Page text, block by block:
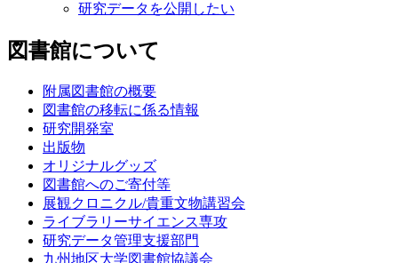
研究データを公開したい
図書館について
附属図書館の概要
図書館の移転に係る情報
研究開発室
出版物
オリジナルグッズ
図書館へのご寄付等
展観クロニクル/貴重文物講習会
ライブラリーサイエンス専攻
研究データ管理支援部門
九州地区大学図書館協議会